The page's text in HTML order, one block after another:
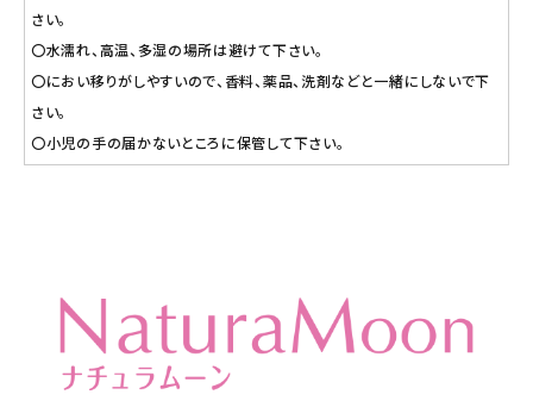
さい。
〇水濡れ、高温、多湿の場所は避けて下さい。
〇におい移りがしやすいので、香料、薬品、洗剤などと一緒にしないで下
さい。
〇小児の手の届かないところに保管して下さい。